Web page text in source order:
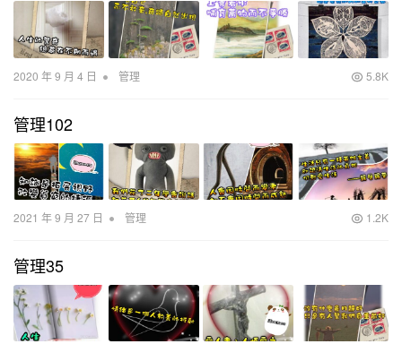
2020 年 9 月 4 日 • 管理 5.8K
管理102
2021 年 9 月 27 日 • 管理 1.2K
管理35